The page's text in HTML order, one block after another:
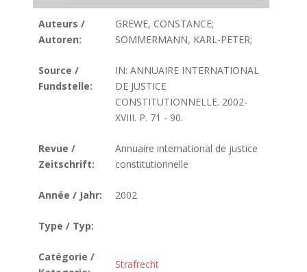
Auteurs /
Autoren:
GREWE, CONSTANCE;
SOMMERMANN, KARL-PETER;
Source /
Fundstelle:
IN: ANNUAIRE INTERNATIONAL
DE JUSTICE
CONSTITUTIONNELLE. 2002-
XVIII. P. 71 - 90.
Revue /
Zeitschrift:
Annuaire international de justice
constitutionnelle
Année / Jahr: 2002
Type / Typ:
Catégorie /
Strafrecht